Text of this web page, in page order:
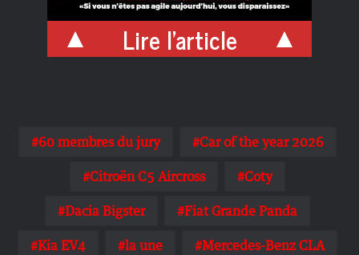
Lire l'article
60 membres du jury Car of the year 2026
Citroën C5 Aircross Coty
Dacia Bigster Fiat Grande Panda
Kia EV4 la une Mercedes-Benz CLA